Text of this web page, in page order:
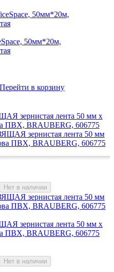
50мм*20м,
Перейти в корзину
зернистая лента 50 мм х
BRAUBERG, 606775
Нет в наличии
зернистая лента 50 мм х
BRAUBERG, 606775
Нет в наличии